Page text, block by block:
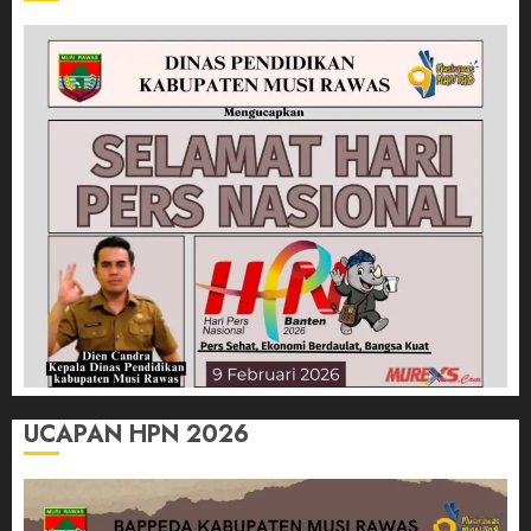
UCAPAN HPN 2026